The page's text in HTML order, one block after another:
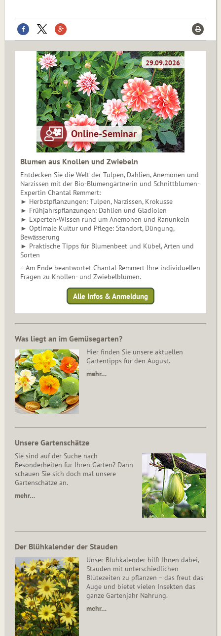
Blumen aus Knollen und Zwiebeln
Entdecken Sie die Welt der Tulpen, Dahlien, Anemonen und
Narzissen mit der Bio-Blumengärtnerin und Schnittblumen-
Expertin Chantal Remmert:
► Herbstpflanzungen: Tulpen, Narzissen, Krokusse
► Frühjahrspflanzungen: Dahlien und Gladiolen
► Experten-Wissen rund um Anemonen und Ranunkeln
► Optimale Kultur und Pflege: Standort, Düngung,
Bewässerung
► Praktische Tipps für Blumenbeet und Kübel, Arten und
Sorten
+ Am Ende beantwortet Chantal Remmert Ihre individuellen
Fragen zu Knollen- und Zwiebelblumen.
Alle Infos & Anmeldung
Was liegt an im Gemüsegarten?
Hier finden Sie unsere aktuellen
Gartentipps für den August.
mehr…
Unsere Gartenschätze
Sie sind auf der Suche nach
Besonderheiten für Ihren Garten? Dann
schauen Sie sich doch mal unsere
Gartenschätze an.
mehr…
Der Blühkalender der Stauden
Unser Blühkalender hilft Ihnen dabei,
Stauden mit unterschiedlichen
Blütezeiten zu pflanzen – das freut das
Auge und bietet vielen Insekten das
ganze Gartenjahr Nahrung.
mehr…